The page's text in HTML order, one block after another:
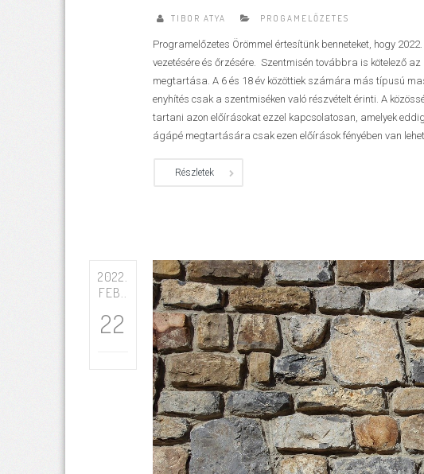
TIBOR ATYA PROGAMELŐZETES
Programelőzetes Örömmel értesítünk benneteket, hogy
vezetésére és őrzésére. Szentmisén továbbra is kötelező
megtartása. A 6 és 18 év közöttiek számára más típusú
enyhítés csak a szentmiséken való részvételt érinti. A
tartani azon előírásokat ezzel kapcsolatosan, amelyek
ágápé megtartására csak ezen előírások fényében van
Részletek
2022.
FEB..
22